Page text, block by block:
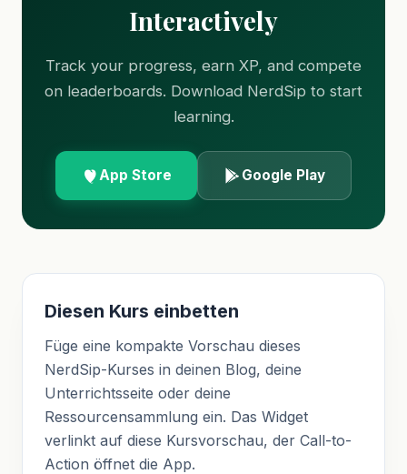
Interactively
Track your progress, earn XP, and compete
on leaderboards. Download NerdSip to start
learning.
App Store Google Play
Diesen Kurs einbetten
Füge eine kompakte Vorschau dieses
NerdSip-Kurses in deinen Blog, deine
Unterrichtsseite oder deine
Ressourcensammlung ein. Das Widget
verlinkt auf diese Kursvorschau, der Call-to-
Action öffnet die App.